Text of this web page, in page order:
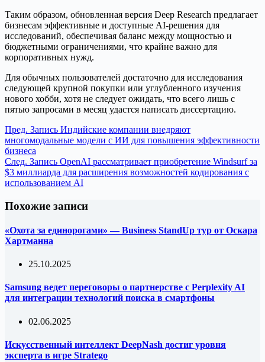
Таким образом, обновленная версия Deep Research предлагает
бизнесам эффективные и доступные AI-решения для
исследований, обеспечивая баланс между мощностью и
бюджетными ограничениями, что крайне важно для
корпоративных нужд.
Для обычных пользователей достаточно для исследования
следующей крупной покупки или углубленного изучения
нового хобби, хотя не следует ожидать, что всего лишь с
пятью запросами в месяц удастся написать диссертацию.
Пред. Запись Индийские компании внедряют
многомодальные модели с ИИ для повышения эффективности
бизнеса
След. Запись OpenAI рассматривает приобретение Windsurf за
$3 миллиарда для расширения возможностей кодирования с
использованием AI
Похожие записи
«Охота за единорогами» — Business StandUp тур от Оскара
Хартманна
25.10.2025
Samsung ведет переговоры о партнерстве с Perplexity AI
для интеграции технологий поиска в смартфоны
02.06.2025
Искусственный интеллект DeepNash достиг уровня
эксперта в игре Stratego